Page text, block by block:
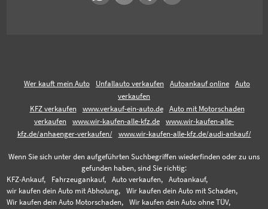
Wer kauft mein Auto Unfallauto verkaufen Autoankauf online
Auto
verkaufen
KFZ verkaufen
www.verkauf-ein-auto.de
Auto mit Motorschaden
verkaufen
www.wir-kaufen-alle-kfz.de
www.wir-kaufen-alle-
kfz.de/anhaenger-verkaufen/
www.wir-kaufen-alle-kfz.de/audi-ankauf/
Wenn Sie sich unter den aufgeführten Suchbegriffen wiederfinden oder zu uns
gefunden haben, sind Sie richtig:
KFZ-Ankauf,
Fahrzeugankauf, Auto verkaufen,
Autoankauf,
wir kaufen dein Auto mit Abholung,
Wir kaufen dein Auto mit Schaden,
Wir kaufen dein Auto Motorschaden,
Wir kaufen dein Auto ohne TÜV,